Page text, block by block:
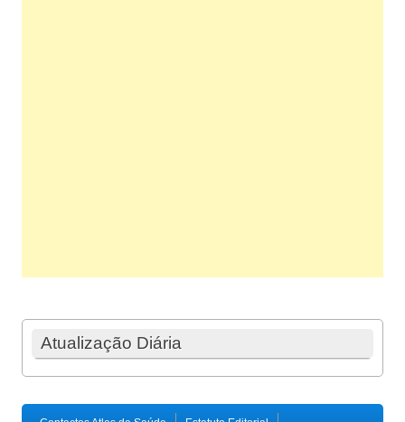
Atualização Diária